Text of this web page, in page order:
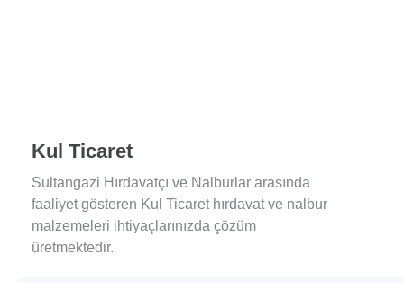
Kul Ticaret
Sultangazi Hırdavatçı ve Nalburlar arasında
faaliyet gösteren Kul Ticaret hırdavat ve nalbur
malzemeleri ihtiyaçlarınızda çözüm
üretmektedir.